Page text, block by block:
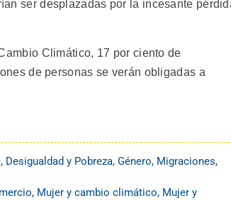
ser desplazadas por la incesante
Climático, 17 por ciento de
de personas se verán obligadas a
, Desigualdad y Pobreza, Género, Migraciones,
, Mujer y cambio climático, Mujer y